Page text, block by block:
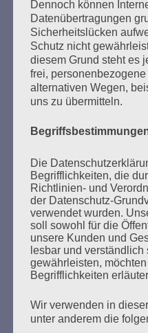
SUCHEN
NACH:
MARATHONLESUNG
Donnerstag, 21. Mai
Zum 26. Mal gibt es eine
des Gedenkens an die
Bücher verbrannten.
Dennoch können
Datenübertragungen
Sicherheitslücken
Schutz nicht
diesem Grund steht es
frei,
alternativen Wegen,
uns zu übermitteln.
Die
Begrifflichkeiten, die
Richtlinien- und
der Datenschutz-
verwendet wurden.
soll sowohl für die
unsere Kunden und
lesbar und verständlich
gewährleisten,
Begrifflichkeiten
Wir verwenden in
unter anderem die